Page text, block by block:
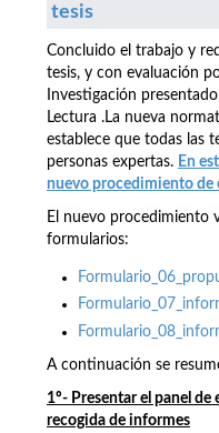
tesis
Concluido el trabajo y
tesis, y con evaluación
Investigación
Lectura .La nueva
establece que todas las
personas expertas. En
nuevo procedimiento de
El nuevo procedimiento
formularios:
A continuación se
1º- Presentar el panel
recogida de informes